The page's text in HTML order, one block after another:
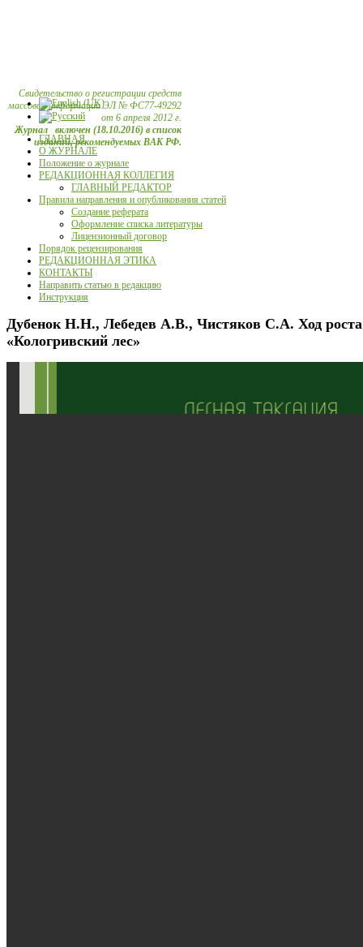
Свидетельство о регистрации средств
массовой информации ЭЛ № ФС77-49292
от 6 апреля 2012 г.
Журнал включен (18.10.2016) в список
изданий, рекомендуемых ВАК РФ.
ГЛАВНАЯ
О ЖУРНАЛЕ
Положение о журнале
РЕДАКЦИОННАЯ КОЛЛЕГИЯ
ГЛАВНЫЙ РЕДАКТОР
Правила направления и опубликования статей
Создание реферата
Оформление списка литературы
Лицензионный договор
Порядок рецензирования
РЕДАКЦИОННАЯ ЭТИКА
КОНТАКТЫ
Направить статью в редакцию
Инструкция
Дубенок Н.Н., Лебедев А.В., Чистяков С.А. Ход роста
«Кологривский лес»